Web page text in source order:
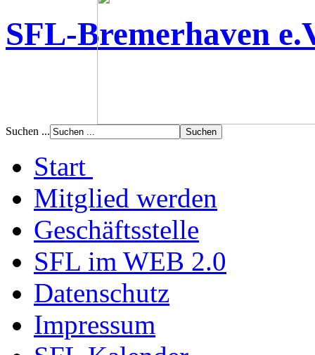
SFL-Bremerhaven
Suchen ...
Start
Mitglied werden
Geschäftsstelle
SFL im WEB 2.0
Datenschutz
Impressum